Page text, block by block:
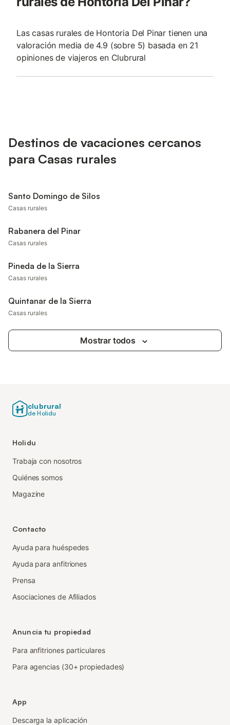
Las casas rurales de Hontoria Del Pinar tienen una
valoración media de 4.9 (sobre 5) basada en 21
opiniones de viajeros en Clubrural
Destinos de vacaciones cercanos
para Casas rurales
Santo Domingo de Silos
Casas rurales
Rabanera del Pinar
Casas rurales
Pineda de la Sierra
Casas rurales
Quintanar de la Sierra
Casas rurales
Mostrar todos
clubrural
de Holidu
Holidu
Trabaja con nosotros
Quiénes somos
Magazine
Contacto
Ayuda para huéspedes
Ayuda para anfitriones
Prensa
Asociaciones de Afiliados
Anuncia tu propiedad
Para anfitriones particulares
Para agencias (30+ propiedades)
App
Descarga la aplicación